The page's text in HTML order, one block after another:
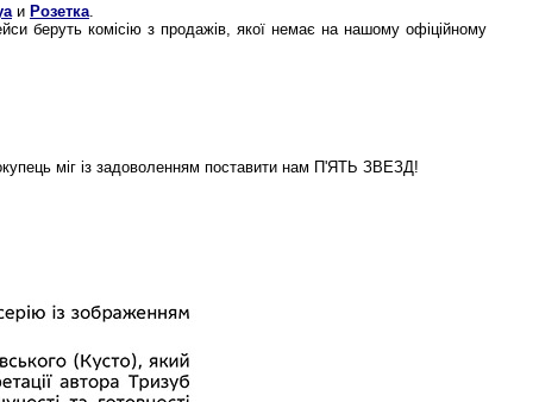
и Розетка
беруть комісію з продажів, якої немає на нашому офіційному
міг із задоволенням поставити нам П'ЯТЬ ЗВЕЗД!